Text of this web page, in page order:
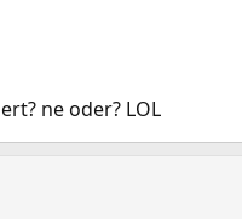
ne oder? LOL